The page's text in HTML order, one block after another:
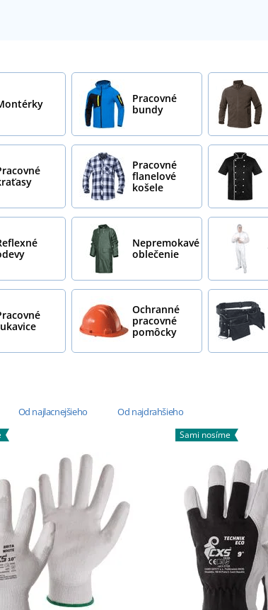
Pracovné
bundy
Pracovné
flanelové
košele
Nepremokavé
oblečenie
Ochranné
pracovné
pomôcky
Od najlacnejšieho Od najdrahšieho
Sami nosíme